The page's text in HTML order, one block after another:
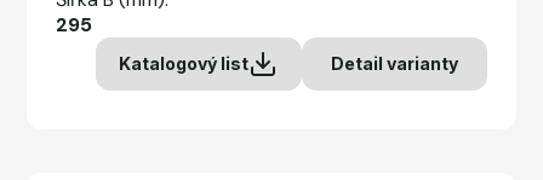
295
Katalogový list Detail varianty